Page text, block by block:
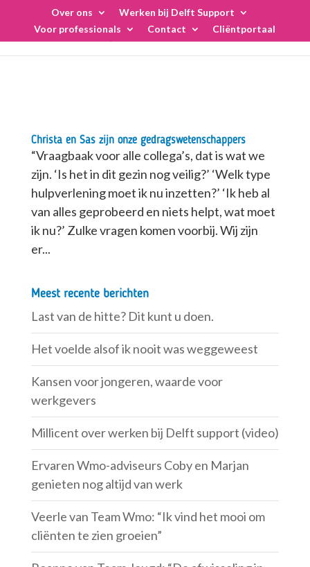
content
Over ons
Werken bij Delft Support
Voor professionals
Contact Cliëntportaal
Christa en Sas zijn onze gedragswetenschappers
“Vraagbaak voor alle collega’s, dat is wat we
zijn. ‘Is het in dit gezin nog veilig?’ ‘Welk type
hulpverlening moet ik nu inzetten?’ ‘Ik heb al
van alles geprobeerd en niets helpt, wat moet
ik nu?’ Zulke vragen komen voorbij. Wij zijn
er...
Meest recente berichten
Last van de hitte? Dit kunt u doen.
Het voelde alsof ik nooit was weggeweest
Kansen voor jongeren, waarde voor
werkgevers
Millicent over werken bij Delft support (video)
Ervaren Wmo-adviseurs Coby en Marjan
genieten nog altijd van werk
Veerle van Team Wmo: “Ik vind het mooi om
cliënten te zien groeien”